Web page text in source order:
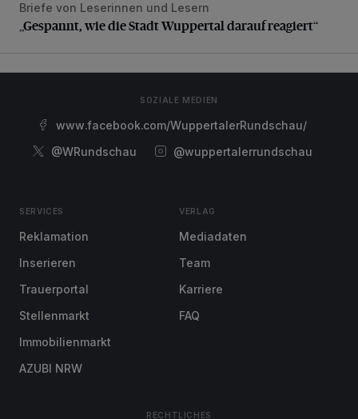
„Gespannt, wie die Stadt Wuppertal darauf reagiert“
Briefe von Leserinnen und Lesern
„Gespannt, wie die Stadt Wuppertal darauf reagiert“
SOZIALE MEDIEN
www.facebook.com/WuppertalerRundschau/
@WRundschau
@wuppertalerrundschau
SERVICES
Reklamation
Inserieren
Trauerportal
Stellenmarkt
Immobilienmarkt
AZUBI NRW
VERLAG
Mediadaten
Team
Karriere
FAQ
RECHTLICHES